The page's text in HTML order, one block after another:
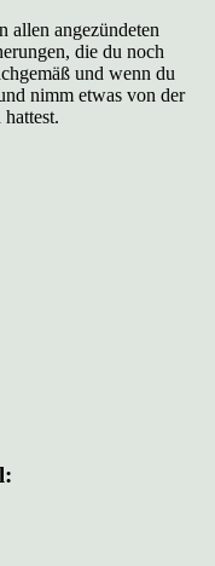
allen angezündeten
die du noch
und wenn du
nimm etwas von der